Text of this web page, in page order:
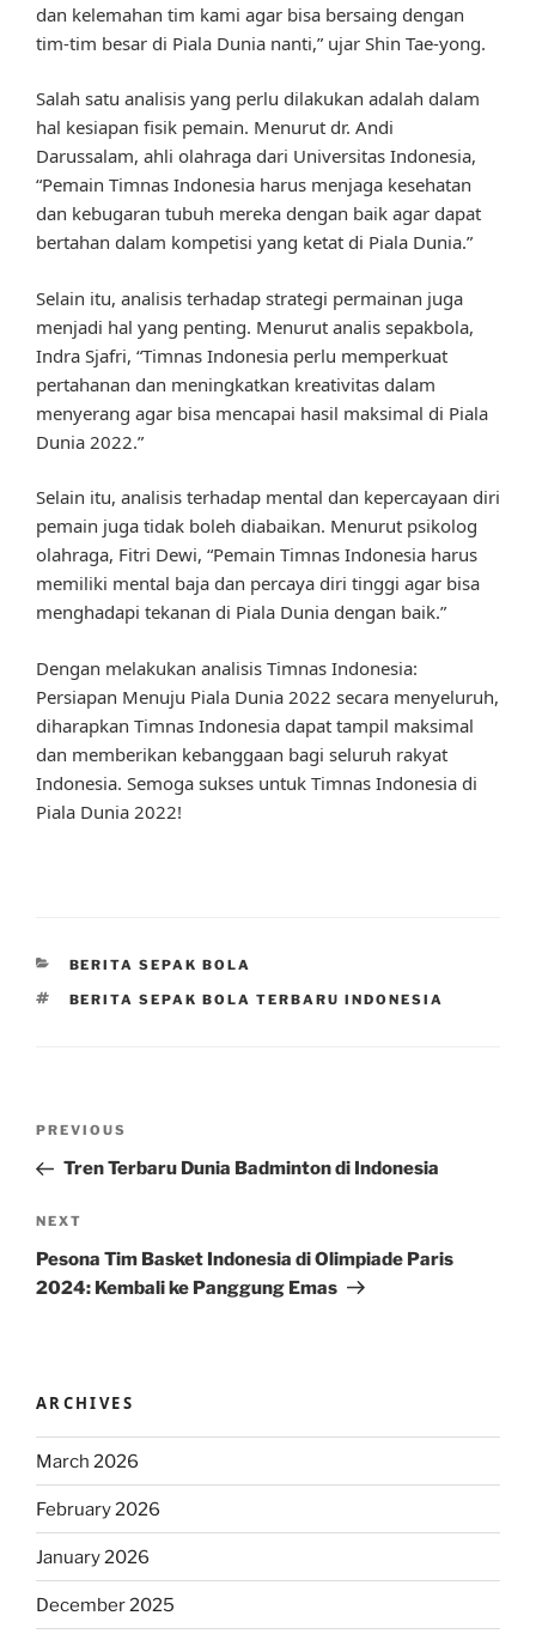
dan kelemahan tim kami agar bisa bersaing dengan
tim-tim besar di Piala Dunia nanti,” ujar Shin Tae-yong.
Salah satu analisis yang perlu dilakukan adalah dalam
hal kesiapan fisik pemain. Menurut dr. Andi
Darussalam, ahli olahraga dari Universitas Indonesia,
“Pemain Timnas Indonesia harus menjaga kesehatan
dan kebugaran tubuh mereka dengan baik agar dapat
bertahan dalam kompetisi yang ketat di Piala Dunia.”
Selain itu, analisis terhadap strategi permainan juga
menjadi hal yang penting. Menurut analis sepakbola,
Indra Sjafri, “Timnas Indonesia perlu memperkuat
pertahanan dan meningkatkan kreativitas dalam
menyerang agar bisa mencapai hasil maksimal di Piala
Dunia 2022.”
Selain itu, analisis terhadap mental dan kepercayaan diri
pemain juga tidak boleh diabaikan. Menurut psikolog
olahraga, Fitri Dewi, “Pemain Timnas Indonesia harus
memiliki mental baja dan percaya diri tinggi agar bisa
menghadapi tekanan di Piala Dunia dengan baik.”
Dengan melakukan analisis Timnas Indonesia:
Persiapan Menuju Piala Dunia 2022 secara menyeluruh,
diharapkan Timnas Indonesia dapat tampil maksimal
dan memberikan kebanggaan bagi seluruh rakyat
Indonesia. Semoga sukses untuk Timnas Indonesia di
Piala Dunia 2022!
CATEGORIES
BERITA SEPAK BOLA
TAGS
BERITA SEPAK BOLA TERBARU INDONESIA
Previous
Post
PREVIOUS
Tren Terbaru Dunia Badminton di Indonesia
Next
Post
NEXT
Pesona Tim Basket Indonesia di Olimpiade Paris
2024: Kembali ke Panggung Emas
ARCHIVES
March 2026
February 2026
January 2026
December 2025